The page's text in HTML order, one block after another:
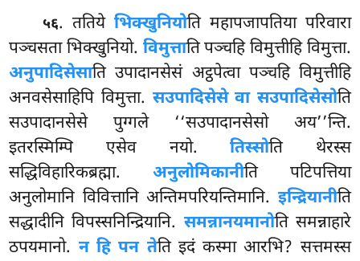
५६. ततिये भिक्खुनियोति महापजापतिया परिवारा
पञ्चसता भिक्खुनियो. विमुत्ताति पञ्चहि विमुत्तीहि विमुत्ता.
अनुपादिसेसाति उपादानसेसं अट्ठपेत्वा पञ्चहि विमुत्तीहि
अनवसेसाहिपि विमुत्ता. सउपादिसेसे वा सउपादिसेसोति
सउपादानसेसे पुग्गले ‘‘सउपादानसेसो अय’’न्ति.
इतरस्मिम्पि एसेव नयो.तिस्सोति थेरस्स
सद्धिविहारिकब्रह्मा. अनुलोमिकानीति पटिपत्तिया
अनुलोमानि विवित्तानि अन्तिमपरियन्तिमानि. इन्द्रियानीति
सद्धादीनि विपस्सनिन्द्रियानि. समन्नानयमानोति समन्नाहारे
ठपयमानो. न हि पन तेति इदं कस्मा आरभि? सत्तमस्स